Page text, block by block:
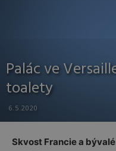
Palác ve
toalety
6.5.2020
Skvost Francie a